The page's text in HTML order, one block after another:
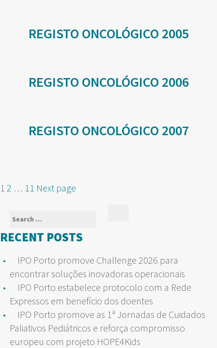
REGISTO ONCOLÓGICO 2005
REGISTO ONCOLÓGICO 2006
REGISTO ONCOLÓGICO 2007
POSTS
Page
1 Page
2 … Page
11 Next page
Search
for:
RECENT POSTS
IPO Porto promove Challenge 2026 para
encontrar soluções inovadoras operacionais
IPO Porto estabelece protocolo com a Rede
Expressos em benefício dos doentes
IPO Porto promove as 1ª Jornadas de Cuidados
Paliativos Pediátricos e reforça compromisso
europeu com projeto HOPE4Kids